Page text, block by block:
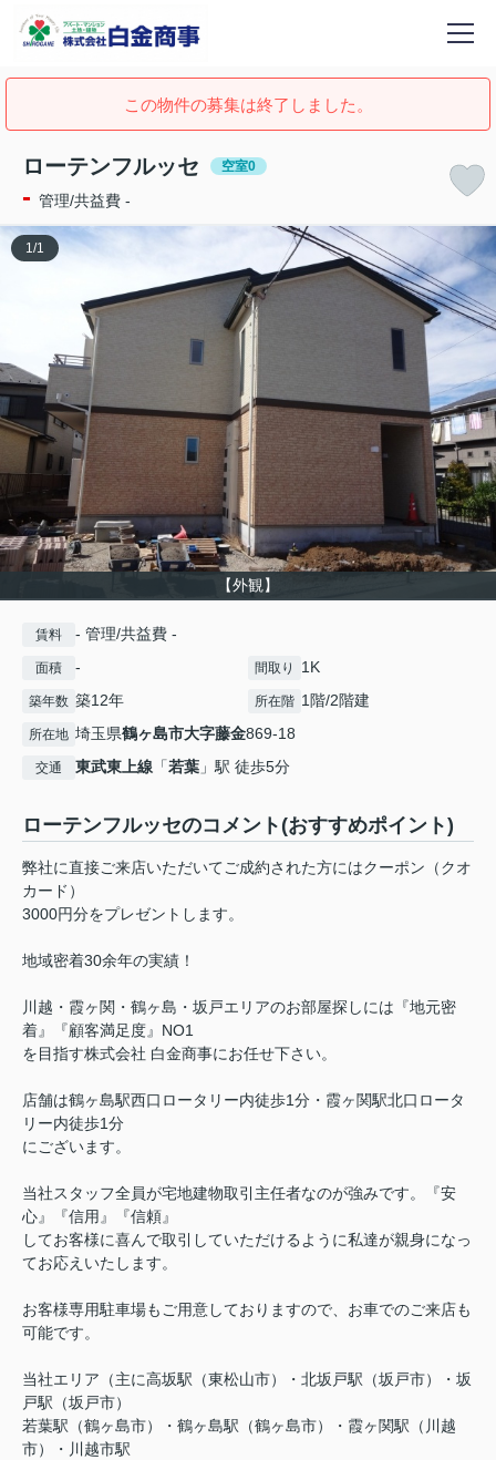
この物件の募集は終了しました。
ローテンフルッセ 空室0
- 管理/共益費 -
【外観】
1 /1
賃料 - 管理/共益費 -
面積 - 間取り 1K
築年数 築12年 所在階 1階/2階建
所在地 埼玉県鶴ヶ島市大字藤金869-18
交通 東武東上線 「若葉 」駅 徒歩5分
ローテンフルッセのコメント(おすすめポイント)
弊社に直接ご来店いただいてご成約された方にはクーポン（クオ
カード）
3000円分をプレゼントします。
地域密着30余年の実績！
川越・霞ヶ関・鶴ヶ島・坂戸エリアのお部屋探しには『地元密
着』『顧客満足度』NO1
を目指す株式会社 白金商事にお任せ下さい。
店舗は鶴ヶ島駅西口ロータリー内徒歩1分・霞ヶ関駅北口ロータ
リー内徒歩1分
にございます。
当社スタッフ全員が宅地建物取引主任者なのが強みです。『安
心』『信用』『信頼』
してお客様に喜んで取引していただけるように私達が親身になっ
てお応えいたします。
お客様専用駐車場もご用意しておりますので、お車でのご来店も
可能です。
当社エリア（主に高坂駅（東松山市）・北坂戸駅（坂戸市）・坂
戸駅（坂戸市）
若葉駅（鶴ヶ島市）・鶴ヶ島駅（鶴ヶ島市）・霞ヶ関駅（川越
市）・川越市駅